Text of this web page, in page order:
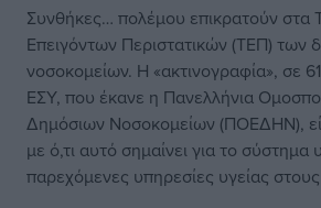
Συνθήκες… πολέμου επικρατούν στα
Επειγόντων Περιστατικών (ΤΕΠ) των
νοσοκομείων. Η «ακτινογραφία», σε
ΕΣΥ, που έκανε η Πανελλήνια
Δημόσιων Νοσοκομείων (ΠΟΕΔΗΝ),
με ό,τι αυτό σημαίνει για το σύστημα
παρεχόμενες υπηρεσίες υγείας